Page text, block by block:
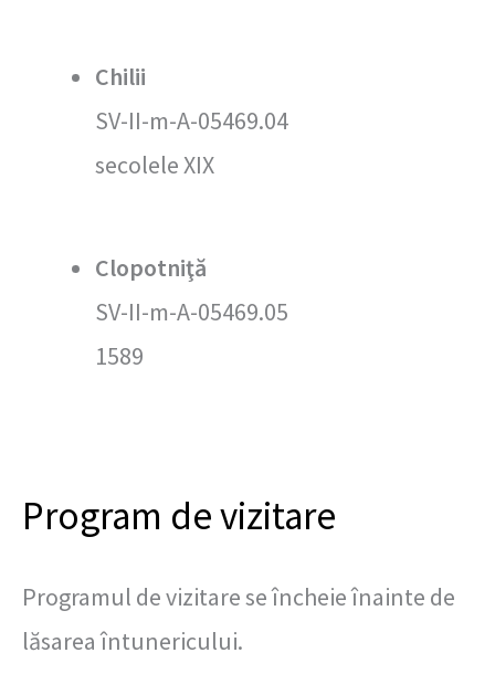
Chilii
SV-II-m-A-05469.04
secolele XIX
Clopotniţă
SV-II-m-A-05469.05
1589
Program de vizitare
Programul de vizitare se încheie înainte de
lăsarea întunericului.